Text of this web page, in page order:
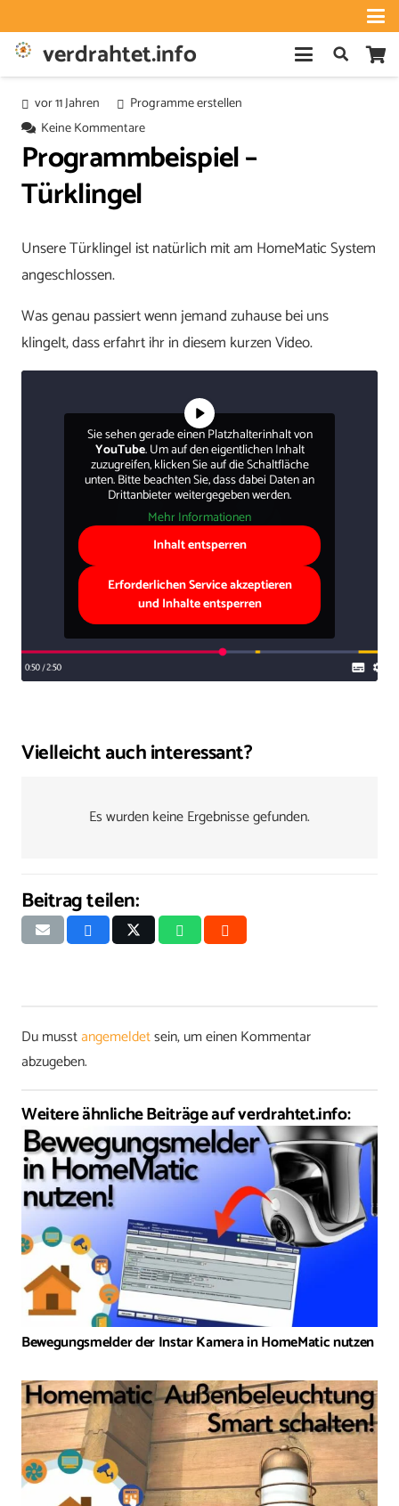
verdrahtet.info
vor 11 Jahren
Programme erstellen
Keine Kommentare
Programmbeispiel –
Türklingel
Unsere Türklingel ist natürlich mit am HomeMatic System
angeschlossen.
Was genau passiert wenn jemand zuhause bei uns
klingelt, dass erfahrt ihr in diesem kurzen Video.
Sie sehen gerade einen Platzhalterinhalt von
YouTube. Um auf den eigentlichen Inhalt
zuzugreifen, klicken Sie auf die Schaltfläche
unten. Bitte beachten Sie, dass dabei Daten an
Drittanbieter weitergegeben werden.
Mehr Informationen
Inhalt entsperren
Erforderlichen Service akzeptieren
und Inhalte entsperren
Vielleicht auch interessant?
Es wurden keine Ergebnisse gefunden.
Beitrag teilen:
Du musstangemeldetsein, um einen Kommentar
abzugeben.
Weitere ähnliche Beiträge auf verdrahtet.info:
Bewegungsmelder der Instar Kamera in HomeMatic nutzen